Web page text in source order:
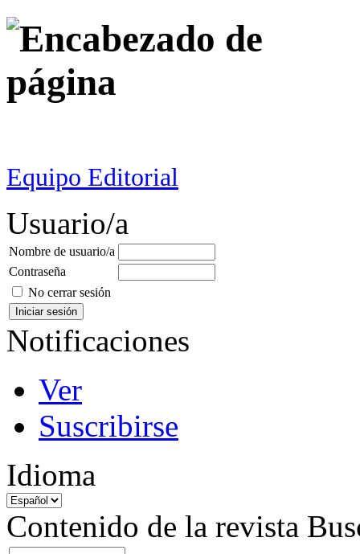
Equipo Editorial
Usuario/a
Nombre de usuario/a
Contraseña
No cerrar sesión
Notificaciones
Ver
Suscribirse
Idioma
Contenido de la revista